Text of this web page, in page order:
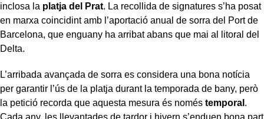
inclosa la platja del Prat. La recollida de signatures s’ha posat
en marxa coincidint amb l’aportació anual de sorra del Port de
Barcelona, que enguany ha arribat abans que mai al litoral del
Delta.
L’arribada avançada de sorra es considera una bona notícia
per garantir l’ús de la platja durant la temporada de bany, però
la petició recorda que aquesta mesura és només temporal .
Cada any, les llevantades de tardor i hivern s’enduen bona part